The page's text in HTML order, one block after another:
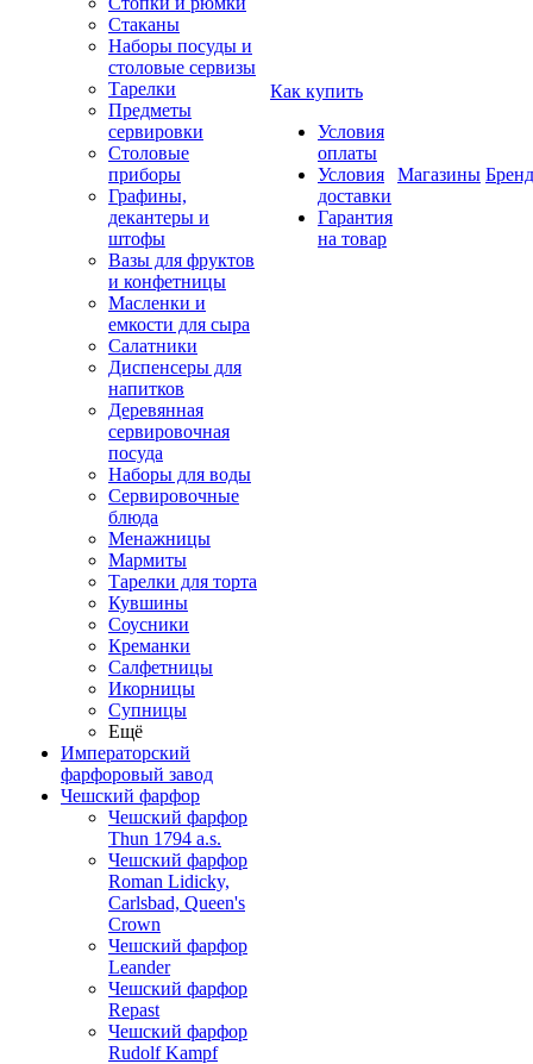
Стаканы
Наборы посуды и
столовые сервизы
Тарелки
Предметы
сервировки
Столовые
приборы
Графины,
декантеры и
штофы
Вазы для фруктов
и конфетницы
Масленки и
емкости для сыра
Салатники
Диспенсеры для
напитков
Деревянная
сервировочная
посуда
Наборы для воды
Сервировочные
блюда
Менажницы
Мармиты
Тарелки для торта
Кувшины
Соусники
Креманки
Салфетницы
Икорницы
Супницы
Ещё
Императорский
фарфоровый завод
Чешский фарфор
Чешский фарфор
Thun 1794 a.s.
Чешский фарфор
Roman Lidicky,
Carlsbad, Queen's
Crown
Чешский фарфор
Leander
Чешский фарфор
Repast
Чешский фарфор
Rudolf Kampf
Как купить
Условия
оплаты
Условия
доставки
Гарантия
на товар
Магазины